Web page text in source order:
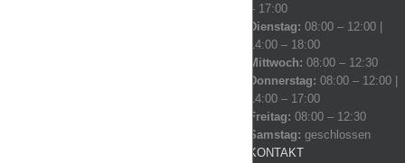
– 17:00
Dienstag: 08:00 – 12:00 |
14:00 – 18:00
Mittwoch: 08:00 – 12:30
Donnerstag: 08:00 – 12:00 |
14:00 – 17:00
Freitag: 08:00 – 12:30
Samstag: geschlossen
KONTAKT